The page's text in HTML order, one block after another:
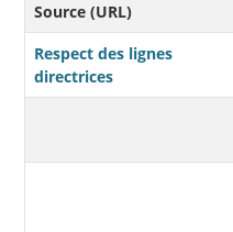
Source (URL)
Respect des lignes
directrices